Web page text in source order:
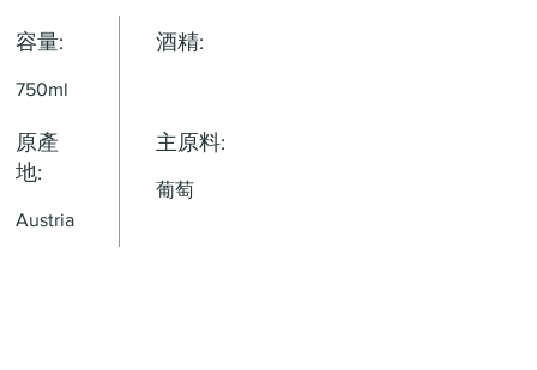
容量:
750ml
酒精:
原產
地:
Austria
主原料:
葡萄